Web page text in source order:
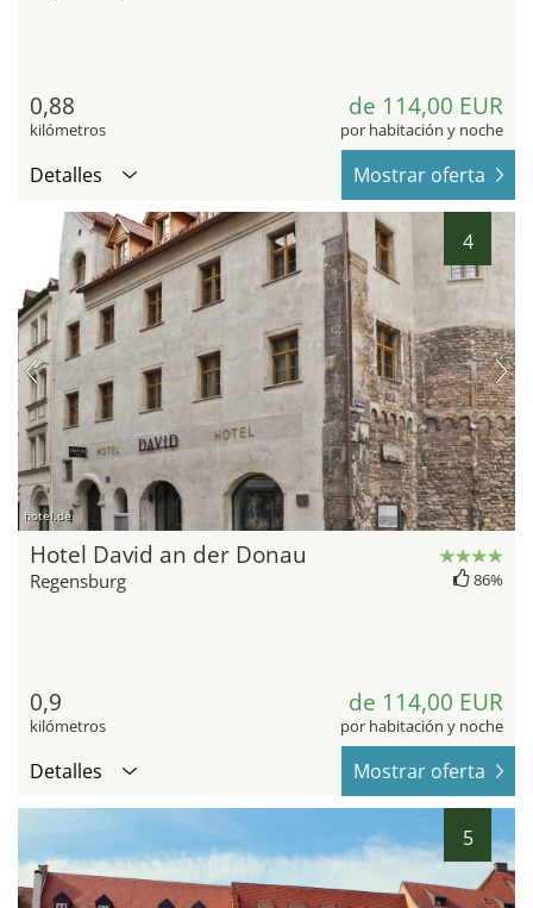
0,88
kilómetros
de 114,00 EUR
por habitación y noche
Detalles Mostrar oferta
4
hotel.de
Hotel David an der Donau
Regensburg 86%
0,9
kilómetros
de 114,00 EUR
por habitación y noche
Detalles Mostrar oferta
5